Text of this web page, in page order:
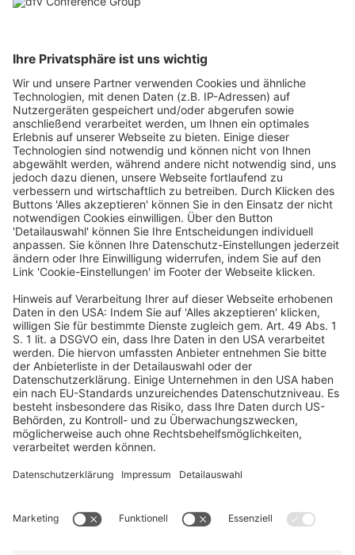
Adresse
dfv Conference Group GmbH
Mainzer Landstr. 251
60326 Frankfurt am Main
Kontakt
Telefon: +49 69 7595-3000
Telefax: +49 69 7595-3020
E-Mail:info@dfvcg.de
Newsletter
Ja, ich möchte den Newsletter der dfv Conference Group